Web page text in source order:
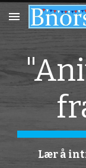
Skip to main
Lær å